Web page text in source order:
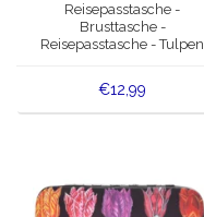
Reisepasstasche -
Brusttasche -
Reisepasstasche - Tulpen
€12,99